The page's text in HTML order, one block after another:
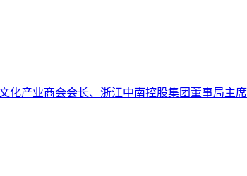
产业商会会长、浙江中南控股集团董事局主